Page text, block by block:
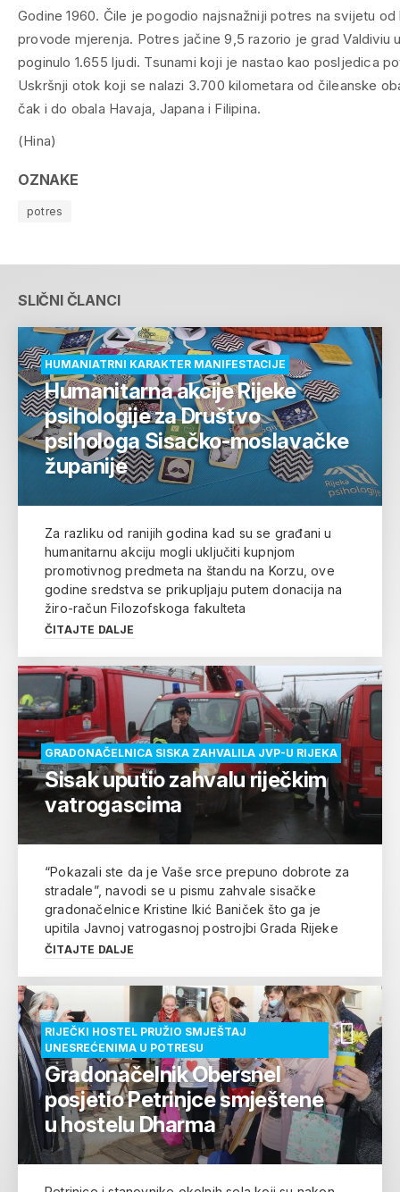
Godine 1960. Čile je pogodio najsnažniji potres na svijetu od
provode mjerenja. Potres jačine 9,5 razorio je grad Valdiviu
poginulo 1.655 ljudi. Tsunami koji je nastao kao posljedica
Uskršnji otok koji se nalazi 3.700 kilometara od čileanske
čak i do obala Havaja, Japana i Filipina.
(Hina)
OZNAKE
potres
SLIČNI ČLANCI
HUMANIATRNI KARAKTER MANIFESTACIJE
Humanitarna akcije Rijeke
psihologije za Društvo
psihologa Sisačko-moslavačke
županije
Za razliku od ranijih godina kad su se građani u
humanitarnu akciju mogli uključiti kupnjom
promotivnog predmeta na štandu na Korzu, ove
godine sredstva se prikupljaju putem donacija na
žiro-račun Filozofskoga fakulteta
ČITAJTE DALJE
GRADONAČELNICA SISKA ZAHVALILA JVP-U RIJEKA
Sisak uputio zahvalu riječkim
vatrogascima
“Pokazali ste da je Vaše srce prepuno dobrote za
stradale”, navodi se u pismu zahvale sisačke
gradonačelnice Kristine Ikić Baniček što ga je
upitila Javnoj vatrogasnoj postrojbi Grada Rijeke
ČITAJTE DALJE
RIJEČKI HOSTEL PRUŽIO SMJEŠTAJ
UNESREĆENIMA U POTRESU
Gradonačelnik Obersnel
posjetio Petrinjce smještene
u hostelu Dharma